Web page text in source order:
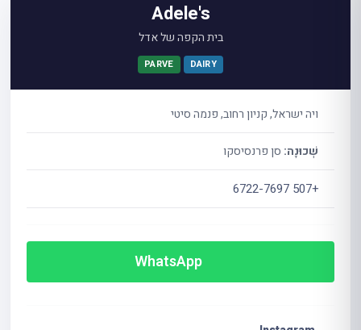
Adele's
בית הקפה של אדל
DAIRY
PARVE
ויה ישראל, קניון רחוב, פנמה סיטי
שְׁכוּנָה: סן פרנסיסקו
+507 6722-7697
WhatsApp